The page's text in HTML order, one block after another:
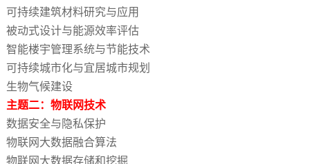
可持续建筑材料研究与应用
被动式设计与能源效率评估
智能楼宇管理系统与节能技术
可持续城市化与宜居城市规划
生物气候建设
主题二：物联网技术
数据安全与隐私保护
物联网大数据融合算法
物联网大数据存储和挖掘